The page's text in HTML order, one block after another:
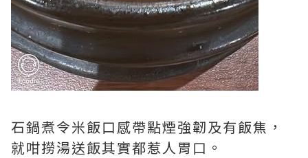
石鍋煮令米飯口感帶點煙強韌及有飯焦，
就咁撈湯送飯其實都惹人胃口。